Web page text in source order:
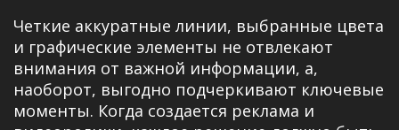
Четкие аккуратные линии, выбранные цвета
и графические элементы не отвлекают
внимания от важной информации, а,
наоборот, выгодно подчеркивают ключевые
моменты. Когда создается реклама и